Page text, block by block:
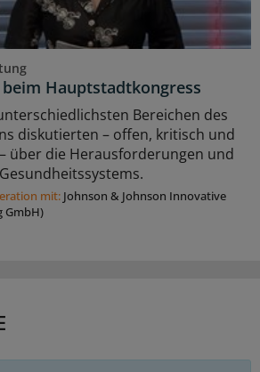
beim Hauptstadtkongress
Bereichen des
diskutierten – offen, kritisch und
über die Herausforderungen und
mit: Johnson & Johnson Innovative
GmbH)